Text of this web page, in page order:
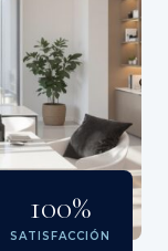
100%
SATISFACCIÓN